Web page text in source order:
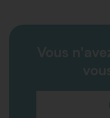
Vous